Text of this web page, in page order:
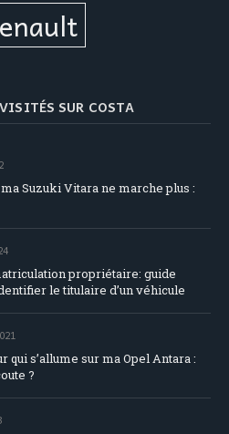
SUR COSTA
Suzuki Vitara ne marche plus :
propriétaire: guide
le titulaire d’un véhicule
qui s’allume sur ma Opel Antara :
?